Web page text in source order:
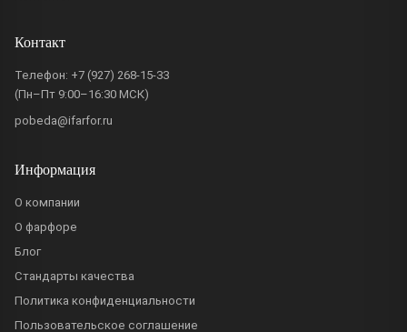
Контакт
Телефон: +7 (927) 268-15-33
(Пн–Пт 9:00–16:30 МСК)
pobeda@ifarfor.ru
Информация
О компании
О фарфоре
Блог
Стандарты качества
Политика конфиденциальности
Пользовательское соглашение